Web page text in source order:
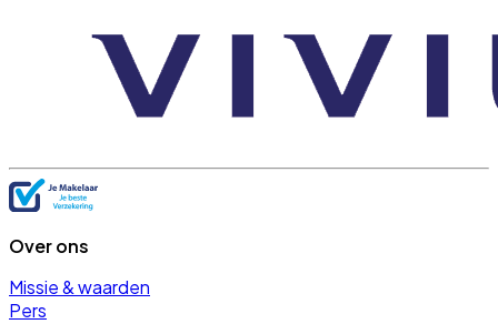
Over ons
Missie & waarden
Pers